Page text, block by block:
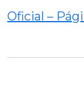
Oficial –